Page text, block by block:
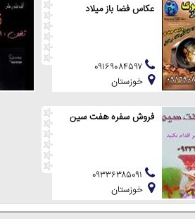
عکاس فضا باز میلاد
خوزستان
فروش سفره هفت سین
خوزستان